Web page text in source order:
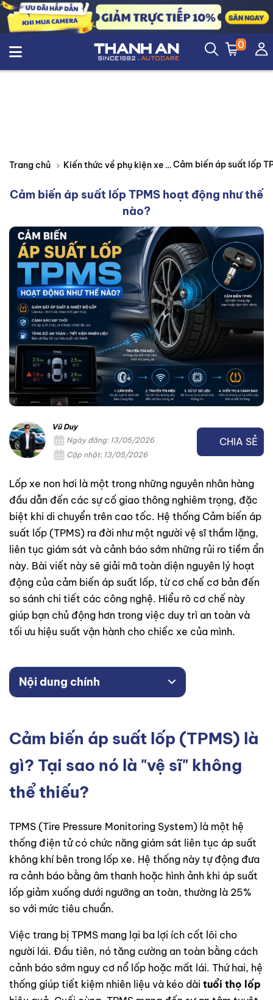
0
Trang chủ Kiến thức về phụ kiện xe
Cảm biến áp suất lốp TPMS hoạt động như thế
nào?
Vũ Duy
Ngày đăng: 13/05/2026
Cập nhật: 13/05/2026
CHIA SẺ
Lốp xe non hơi là một trong những nguyên nhân hàng
đầu dẫn đến các sự cố giao thông nghiêm trọng, đặc
biệt khi di chuyển trên cao tốc. Hệ thống Cảm biến áp
suất lốp (TPMS) ra đời như một người vệ sĩ thầm lặng,
liên tục giám sát và cảnh báo sớm những rủi ro tiềm ẩn
này. Bài viết này sẽ giải mã toàn diện nguyên lý hoạt
động của cảm biến áp suất lốp, từ cơ chế cơ bản đến
so sánh chi tiết các công nghệ. Hiểu rõ cơ chế này
giúp bạn chủ động hơn trong việc duy trì an toàn và
tối ưu hiệu suất vận hành cho chiếc xe của mình.
Nội dung chính
Cảm biến áp suất lốp (TPMS) là
gì? Tại sao nó là "vệ sĩ" không
thể thiếu?
TPMS (Tire Pressure Monitoring System) là một hệ
thống điện tử có chức năng giám sát liên tục áp suất
không khí bên trong lốp xe. Hệ thống này tự động đưa
ra cảnh báo bằng âm thanh hoặc hình ảnh khi áp suất
lốp giảm xuống dưới ngưỡng an toàn, thường là 25%
so với mức tiêu chuẩn.
Việc trang bị TPMS mang lại ba lợi ích cốt lõi cho
người lái. Đầu tiên, nó tăng cường an toàn bằng cách
cảnh báo sớm nguy cơ nổ lốp hoặc mất lái. Thứ hai, hệ
thống giúp tiết kiệm nhiên liệu và kéo dài tuổi thọ lốp